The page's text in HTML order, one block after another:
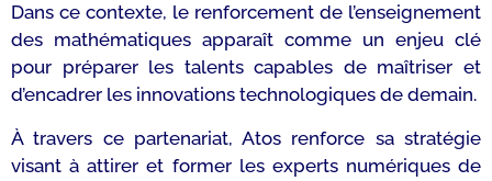
Dans ce contexte, le renforcement de l’enseignement
des mathématiques apparaît comme un enjeu clé
pour préparer les talents capables de maîtriser et
d’encadrer les innovations technologiques de demain.
À travers ce partenariat, Atos renforce sa stratégie
visant à attirer et former les experts numériques de